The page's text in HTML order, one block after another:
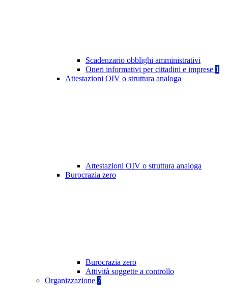
Scadenzario obblighi amministrativi
Oneri informativi per cittadini e imprese 1
Attestazioni OIV o struttura analoga
Attestazioni OIV o struttura analoga
Burocrazia zero
Burocrazia zero
Attività soggette a controllo
Organizzazione 7